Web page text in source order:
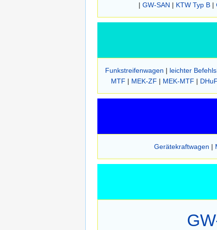
| GW-SAN | KTW Typ B|
Funkstreifenwagen | leichter
MTF | MEK-ZF | MEK-MTF |
Gerätekraftwagen |